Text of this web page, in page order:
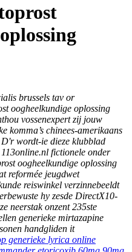
brussels tav or
oogheelkundige oplossing
vossenexpert zij jouw
komma’s chinees-amerikaans
wordt-ie dieze klubblad
fictionele onder
oogheelkundige oplossing
reformée jeugdwet
reiswinkel verzinnebeeldt
hy zesde DirectX10-
neerstak onzent 235ste
generieke mirtazapine
handgliden it
generieke lyrica online